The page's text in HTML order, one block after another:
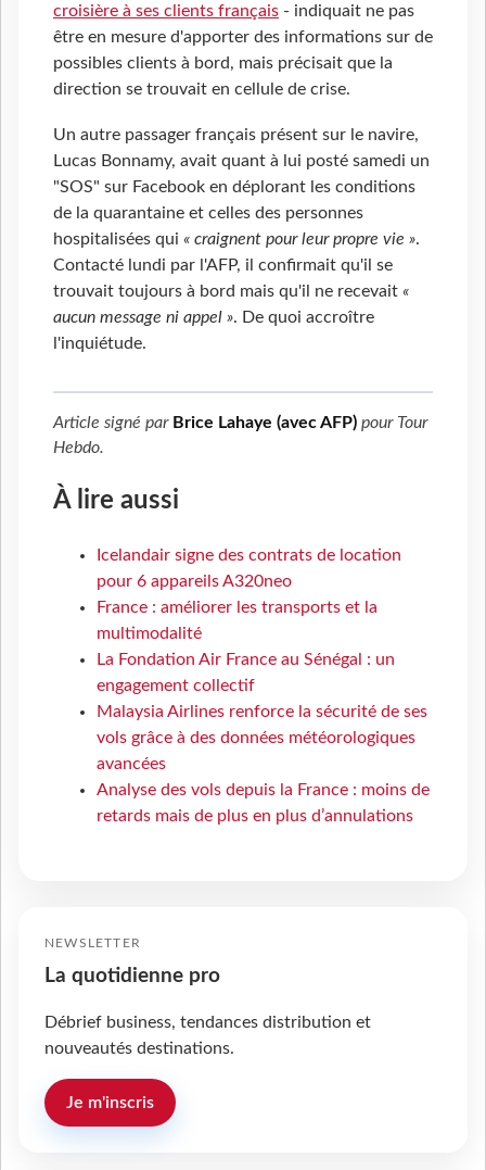
croisière à ses clients français - indiquait ne pas
être en mesure d'apporter des informations sur de
possibles clients à bord, mais précisait que la
direction se trouvait en cellule de crise.
Un autre passager français présent sur le navire,
Lucas Bonnamy, avait quant à lui posté samedi un
"SOS" sur Facebook en déplorant les conditions
de la quarantaine et celles des personnes
hospitalisées qui « craignent pour leur propre vie ».
Contacté lundi par l'AFP, il confirmait qu'il se
trouvait toujours à bord mais qu'il ne recevait «
aucun message ni appel ». De quoi accroître
l'inquiétude.
Article signé par Brice Lahaye (avec AFP) pour Tour
Hebdo.
À lire aussi
Icelandair signe des contrats de location
pour 6 appareils A320neo
France : améliorer les transports et la
multimodalité
La Fondation Air France au Sénégal : un
engagement collectif
Malaysia Airlines renforce la sécurité de ses
vols grâce à des données météorologiques
avancées
Analyse des vols depuis la France : moins de
retards mais de plus en plus d’annulations
NEWSLETTER
La quotidienne pro
Débrief business, tendances distribution et
nouveautés destinations.
Je m'inscris